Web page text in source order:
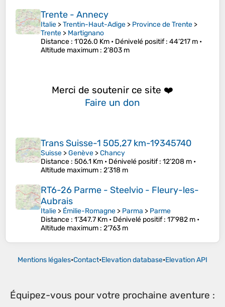
Trente - Annecy
Italie >Trentin-Haut-Adige > Province de Trente >
Trente > Martignano
Distance : 1’026.0 Km • Dénivelé positif: 44’217 m •
Altitude maximum : 2’803 m
Merci de soutenir ce site ❤️
Faire un don
Trans Suisse-1 505,27 km-19345740
Suisse >Genève >Chancy
Distance : 506.1 Km • Dénivelé positif: 12’208 m •
Altitude maximum : 2’318 m
RT6-26 Parme - Steelvio - Fleury-les-
Aubrais
Italie > Émilie-Romagne > Parma > Parme
Distance : 1’347.7 Km • Dénivelé positif: 17’982 m •
Altitude maximum : 2’763 m
Mentions légales•Contact•Elevation database•Elevation API
Équipez-vous pour votre prochaine aventure :